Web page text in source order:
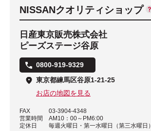
NISSANクオリティショップ
日産東京販売株式会社
ピーズステージ谷原
0800-919-9329
東京都練馬区谷原1-21-25
お店の地図を見る
FAX
03-3904-4348
営業時間
AM10：00～PM6:00
定休日
毎週火曜日・第一水曜日（第三水曜日）